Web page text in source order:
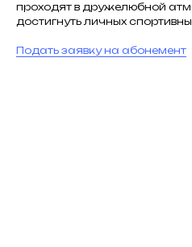
проходят в дружелюбной
достигнуть личных
Подать заявку на абонемент